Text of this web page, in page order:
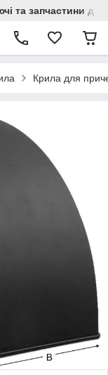
та запчастини
Крила для